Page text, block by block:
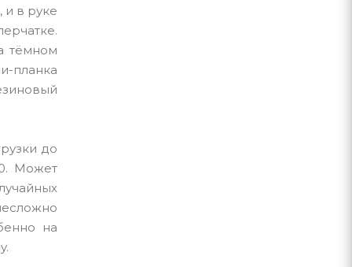
и в руке
тёмном
планка
до
Может
на